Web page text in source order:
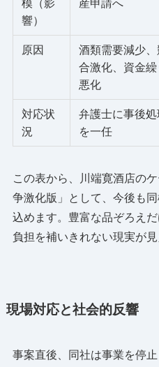
模（影
響）
産申請へ
原因
酒類需要減少、
合激化、資金繰
悪化
対応状
況
弁護士に事後処
を一任
この表から、川端寛酒店の
争激化版」として、今後も
込めます。豊富な品ぞろえ
負担を補いきれない現実が見
現場対応と社会的反響
事案直後、同社は事業を停